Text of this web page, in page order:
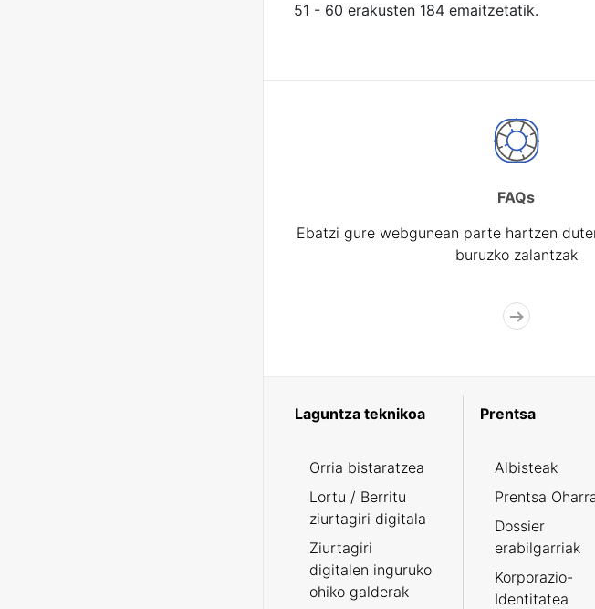
51 - 60 erakusten 184 emaitzetatik.
FAQs
Ebatzi gure webgunean parte hartzen
buruzko zalantzak
Laguntza teknikoa
Orria bistaratzea
Lortu / Berritu
ziurtagiri digitala
Ziurtagiri
digitalen inguruko
ohiko galderak
Prentsa
Albisteak
Prentsa
Dossier
erabilgarriak
Korporazio-
Identitatea